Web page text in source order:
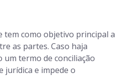
tem como objetivo principal a
as partes. Caso haja
um termo de conciliação
jurídica e impede o